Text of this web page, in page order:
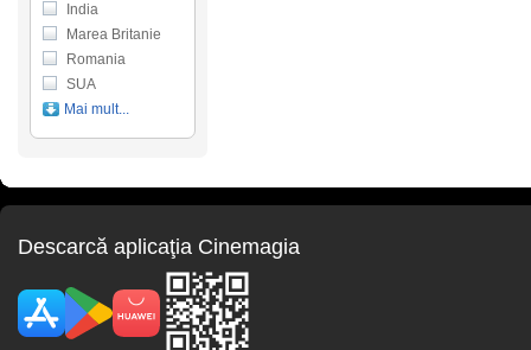
India
Marea Britanie
Romania
SUA
Mai mult...
Descarcă aplicaţia Cinemagia